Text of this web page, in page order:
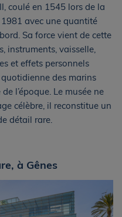
coulé en 1545 lors de la
avec une quantité
Sa force vient de cette
instruments, vaisselle,
et effets personnels
des marins
l’époque. Le musée ne
célèbre, il reconstitue un
détail rare.
à Gênes